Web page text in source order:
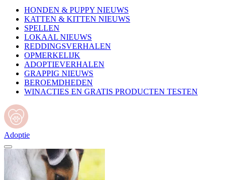
HONDEN & PUPPY NIEUWS
KATTEN & KITTEN NIEUWS
SPELLEN
LOKAAL NIEUWS
REDDINGSVERHALEN
OPMERKELIJK
ADOPTIEVERHALEN
GRAPPIG NIEUWS
BEROEMDHEDEN
WINACTIES EN GRATIS PRODUCTEN TESTEN
Adoptie